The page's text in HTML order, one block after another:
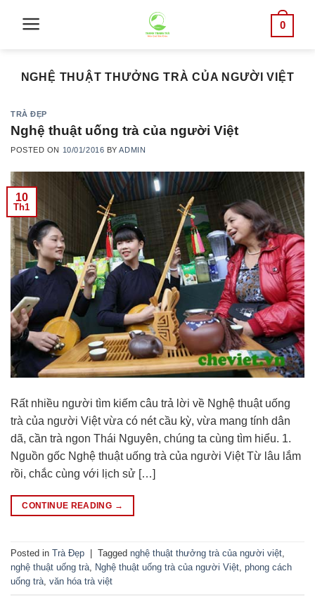
0
NGHỆ THUẬT THƯỞNG TRÀ CỦA NGƯỜI VIỆT
TRÀ ĐẸP
Nghệ thuật uống trà của người Việt
POSTED ON 10/01/2016 BYADMIN
10
Th1
Rất nhiều người tìm kiếm câu trả lời về Nghệ thuật uống
trà của người Việt vừa có nét cầu kỳ, vừa mang tính dân
dã, cần trà ngon Thái Nguyên, chúng ta cùng tìm hiểu. 1.
Nguồn gốc Nghệ thuật uống trà của người Việt Từ lâu lắm
rồi, chắc cùng với lịch sử […]
CONTINUE READING →
Posted in Trà Đẹp Tagged nghệ thuật thưởng trà của người việt,
nghệ thuật uống trà, Nghệ thuật uống trà của người Việt, phong cách
uống trà, văn hóa trà việt